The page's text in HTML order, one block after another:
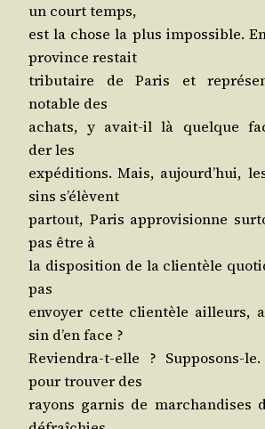
un court temps,
est la chose la plus impos­sible.
pro­vince restait
tri­bu­taire de Paris et
notable des
achats, y avait-il là quelque
der les
expé­di­tions. Mais, aujourd’­hui,
sins s’élèvent
par­tout, Paris appro­vi­sionne
pas être à
la dis­po­si­tion de la clien­tèle
pas
envoyer cette clien­tèle ailleurs,
sin d’en face ?
Revien­dra-t-elle ? Sup­po­sons-
pour trou­ver des
rayons gar­nis de mar­chan­dises